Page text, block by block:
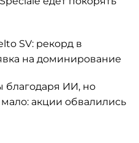
SV: рекорд в
на доминирование
благодаря ИИ, но
акции обвалились